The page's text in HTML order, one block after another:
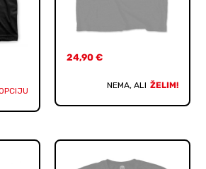
24,90 €
NEMA, ALI ŽELIM!